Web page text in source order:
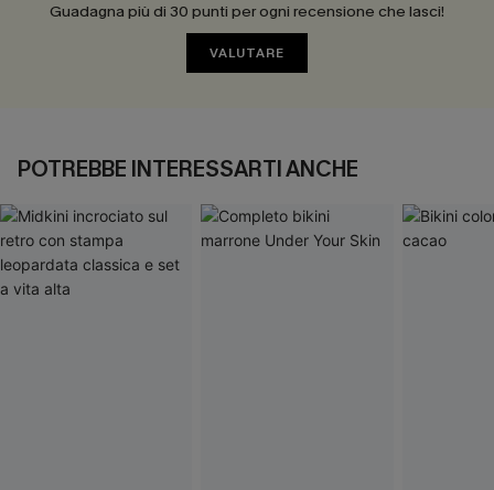
Guadagna più di 30 punti per ogni recensione che lasci!
VALUTARE
POTREBBE INTERESSARTI ANCHE